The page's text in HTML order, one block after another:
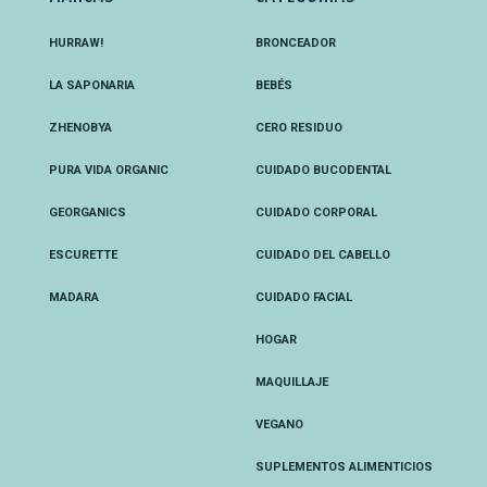
HURRAW!
LA SAPONARIA
ZHENOBYA
PURA VIDA ORGANIC
GEORGANICS
ESCURETTE
MADARA
BRONCEADOR
BEBÉS
CERO RESIDUO
CUIDADO BUCODENTAL
CUIDADO CORPORAL
CUIDADO DEL CABELLO
CUIDADO FACIAL
HOGAR
MAQUILLAJE
VEGANO
SUPLEMENTOS ALIMENTICIOS